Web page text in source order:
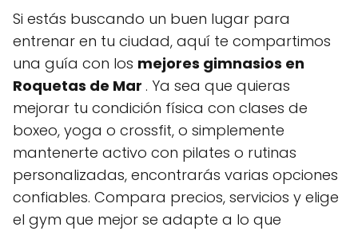
Si estás buscando un buen lugar para
entrenar en tu ciudad, aquí te compartimos
una guía con los mejores gimnasios en
Roquetas de Mar . Ya sea que quieras
mejorar tu condición física con clases de
boxeo, yoga o crossfit, o simplemente
mantenerte activo con pilates o rutinas
personalizadas, encontrarás varias opciones
confiables. Compara precios, servicios y elige
el gym que mejor se adapte a lo que